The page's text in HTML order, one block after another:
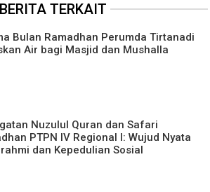
BERITA TERKAIT
Bulan Ramadhan Perumda Tirtanadi
Air bagi Masjid dan Mushalla
Nuzulul Quran dan Safari
PTPN IV Regional I: Wujud Nyata
dan Kepedulian Sosial